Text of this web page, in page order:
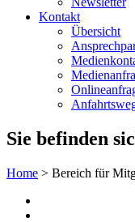
Kontakt
Übersicht
Sie befinden
Home > Bereich für